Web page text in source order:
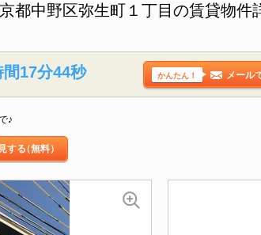
都中野区弥生町１丁目の賃貸物件
17分43秒 かんたん！ メール
♪
する（無料）